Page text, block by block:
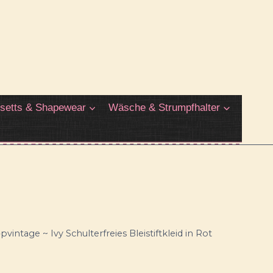
& Shapewear Wäsche & Strumpfhalter
~ Ivy Schulterfreies Bleistiftkleid in Rot